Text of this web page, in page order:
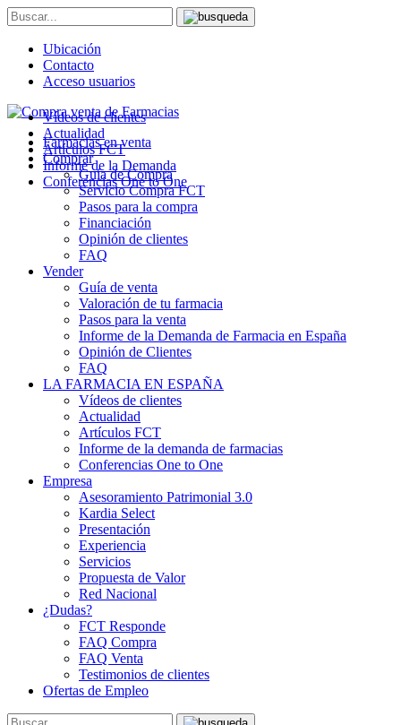
Ubicación
Contacto
Acceso usuarios
Farmacias en venta
Comprar
Guía de Compra
Servicio Compra FCT
Pasos para la compra
Financiación
Opinión de clientes
FAQ
Vender
Guía de venta
Valoración de tu farmacia
Pasos para la venta
Informe de la Demanda de Farmacia en España
Opinión de Clientes
FAQ
LA FARMACIA EN ESPAÑA
Vídeos de clientes
Actualidad
Artículos FCT
Informe de la demanda de farmacias
Conferencias One to One
Empresa
Asesoramiento Patrimonial 3.0
Kardia Select
Presentación
Experiencia
Servicios
Propuesta de Valor
Red Nacional
¿Dudas?
FCT Responde
FAQ Compra
FAQ Venta
Testimonios de clientes
Ofertas de Empleo
Vídeos de clientes
Actualidad
Artículos FCT
Informe de la Demanda
Conferencias One to One